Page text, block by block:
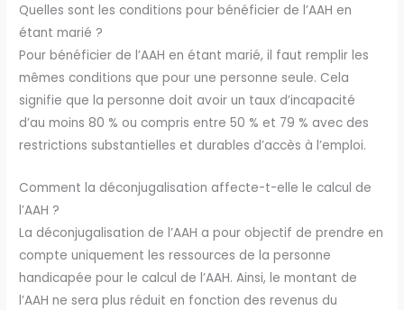
Quelles sont les conditions pour bénéficier de l’AAH en
étant marié ?
Pour bénéficier de l’AAH en étant marié, il faut remplir les
mêmes conditions que pour une personne seule. Cela
signifie que la personne doit avoir un taux d’incapacité
d’au moins 80 % ou compris entre 50 % et 79 % avec des
restrictions substantielles et durables d’accès à l’emploi.
Comment la déconjugalisation affecte-t-elle le calcul de
l’AAH ?
La déconjugalisation de l’AAH a pour objectif de prendre en
compte uniquement les ressources de la personne
handicapée pour le calcul de l’AAH. Ainsi, le montant de
l’AAH ne sera plus réduit en fonction des revenus du